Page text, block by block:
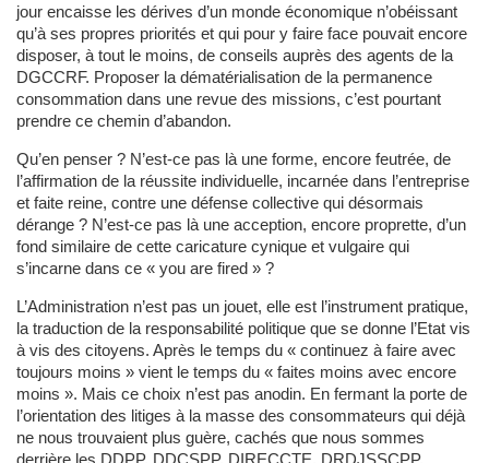
jour encaisse les dérives d’un monde économique n’obéissant
qu’à ses propres priorités et qui pour y faire face pouvait encore
disposer, à tout le moins, de conseils auprès des agents de la
DGCCRF. Proposer la dématérialisation de la permanence
consommation dans une revue des missions, c’est pourtant
prendre ce chemin d’abandon.
Qu’en penser ? N’est-ce pas là une forme, encore feutrée, de
l’affirmation de la réussite individuelle, incarnée dans l’entreprise
et faite reine, contre une défense collective qui désormais
dérange ? N’est-ce pas là une acception, encore proprette, d’un
fond similaire de cette caricature cynique et vulgaire qui
s’incarne dans ce « you are fired » ?
L’Administration n’est pas un jouet, elle est l’instrument pratique,
la traduction de la responsabilité politique que se donne l’Etat vis
à vis des citoyens. Après le temps du « continuez à faire avec
toujours moins » vient le temps du « faites moins avec encore
moins ». Mais ce choix n’est pas anodin. En fermant la porte de
l’orientation des litiges à la masse des consommateurs qui déjà
ne nous trouvaient plus guère, cachés que nous sommes